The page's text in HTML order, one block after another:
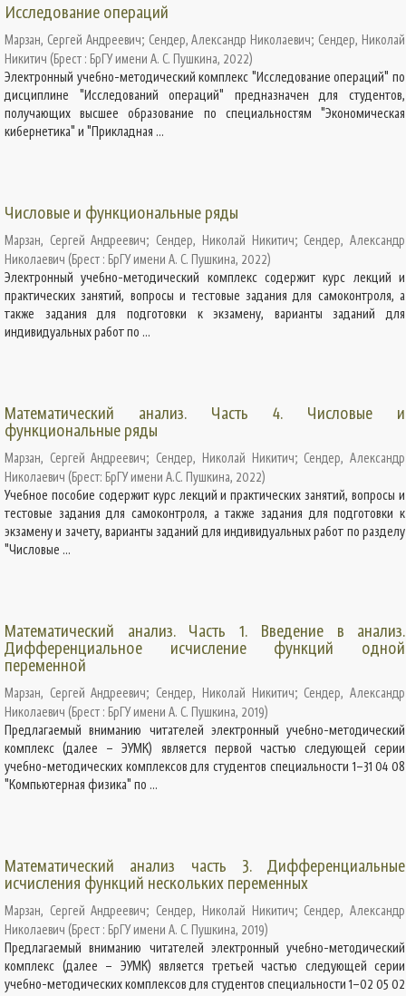
Исследование операций
Марзан, Сергей Андреевич; Сендер, Александр Николаевич; Сендер, Николай
Никитич (Брест : БрГУ имени А. С. Пушкина, 2022)
Электронный учебно-методический комплекс "Исследование операций" по
дисциплине "Исследований операций" предназначен для студентов,
получающих высшее образование по специальностям "Экономическая
кибернетика" и "Прикладная ...
Числовые и функциональные ряды
Марзан, Сергей Андреевич; Сендер, Николай Никитич; Сендер, Александр
Николаевич (Брест : БрГУ имени А. С. Пушкина, 2022)
Электронный учебно-методический комплекс содержит курс лекций и
практических занятий, вопросы и тестовые задания для самоконтроля, а
также задания для подготовки к экзамену, варианты заданий для
индивидуальных работ по ...
Математический анализ. Часть 4. Числовые и
функциональные ряды
Марзан, Сергей Андреевич; Сендер, Николай Никитич; Сендер, Александр
Николаевич (Брест: БрГУ имени А.С. Пушкина, 2022)
Учебное пособие содержит курс лекций и практических занятий, вопросы и
тестовые задания для самоконтроля, а также задания для подготовки к
экзамену и зачету, варианты заданий для индивидуальных работ по разделу
"Числовые ...
Математический анализ. Часть 1. Введение в анализ.
Дифференциальное исчисление функций одной
переменной
Марзан, Сергей Андреевич; Сендер, Николай Никитич; Сендер, Александр
Николаевич (Брест : БрГУ имени А. С. Пушкина, 2019)
Предлагаемый вниманию читателей электронный учебно-методический
комплекс (далее – ЭУМК) является первой частью следующей серии
учебно-методических комплексов для студентов специальности 1–31 04 08
"Компьютерная физика" по ...
Математический анализ часть 3. Дифференциальные
исчисления функций нескольких переменных
Марзан, Сергей Андреевич; Сендер, Николай Никитич; Сендер, Александр
Николаевич (Брест : БрГУ имени А. С. Пушкина, 2019)
Предлагаемый вниманию читателей электронный учебно-методический
комплекс (далее – ЭУМК) является третьей частью следующей серии
учебно-методических комплексов для студентов специальности 1–02 05 02